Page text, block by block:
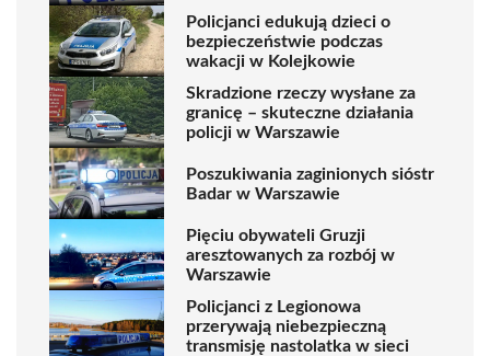
Policjanci edukują dzieci o
bezpieczeństwie podczas
wakacji w Kolejkowie
Skradzione rzeczy wysłane za
granicę – skuteczne działania
policji w Warszawie
Poszukiwania zaginionych sióstr
Badar w Warszawie
Pięciu obywateli Gruzji
aresztowanych za rozbój w
Warszawie
Policjanci z Legionowa
przerywają niebezpieczną
transmisję nastolatka w sieci